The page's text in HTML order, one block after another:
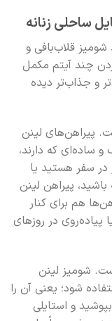
ساحلی زنانه
قلاب‌بافی و
چند آیتم مکمل
و جذاب‌تر دیده
پیراهن‌های لینن
که دارند،
در سفر هستید یا
پیراهن لینن
هم برای کنار
پیاده‌روی در روزهای
شومیز لینن
شود؛ یعنی آن را
و استایلی